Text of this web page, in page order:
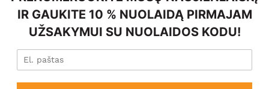
IR GAUKITE 10 % NUOLAIDĄ PIRMAJAM
UŽSAKYMUI SU NUOLAIDOS KODU!